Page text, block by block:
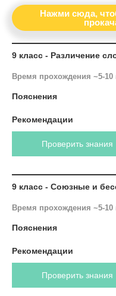
Нажми сюда,
9 класс - Различение
Время прохождения ~5-10
Пояснения
Рекомендации
Проверить знания
9 класс - Союзные и
Время прохождения ~5-10
Пояснения
Рекомендации
Проверить знания